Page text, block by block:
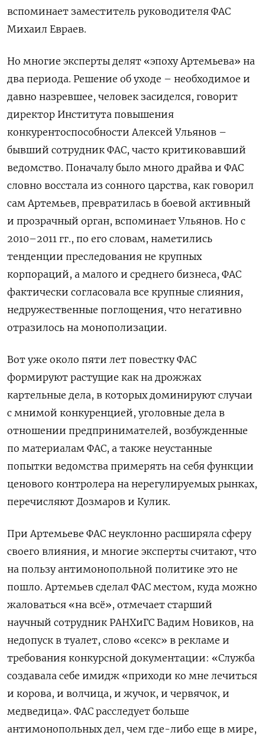
вспоминает заместитель руководителя ФАС
Михаил Евраев.
Но многие эксперты делят «эпоху Артемьева» на
два периода. Решение об уходе – необходимое и
давно назревшее, человек засиделся, говорит
директор Института повышения
конкурентоспособности Алексей Ульянов –
бывший сотрудник ФАС, часто критиковавший
ведомство. Поначалу было много драйва и ФАС
словно восстала из сонного царства, как говорил
сам Артемьев, превратилась в боевой активный
и прозрачный орган, вспоминает Ульянов. Но с
2010–2011 гг., по его словам, наметились
тенденции преследования не крупных
корпораций, а малого и среднего бизнеса, ФАС
фактически согласовала все крупные слияния,
недружественные поглощения, что негативно
отразилось на монополизации.
Вот уже около пяти лет повестку ФАС
формируют растущие как на дрожжах
картельные дела, в которых доминируют случаи
с мнимой конкуренцией, уголовные дела в
отношении предпринимателей, возбужденные
по материалам ФАС, а также неустанные
попытки ведомства примерять на себя функции
ценового контролера на нерегулируемых рынках,
перечисляют Дозмаров и Кулик.
При Артемьеве ФАС неуклонно расширяла сферу
своего влияния, и многие эксперты считают, что
на пользу антимонопольной политике это не
пошло. Артемьев сделал ФАС местом, куда можно
жаловаться «на всё», отмечает старший
научный сотрудник РАНХиГС Вадим Новиков, на
недопуск в туалет, слово «секс» в рекламе и
требования конкурсной документации: «Служба
создавала себе имидж «приходи ко мне лечиться
и корова, и волчица, и жучок, и червячок, и
медведица». ФАС расследует больше
антимонопольных дел, чем где-либо еще в мире,